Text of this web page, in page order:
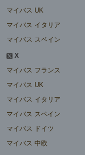
マイバス UK
マイバス イタリア
マイバス スペイン
X
マイバス フランス
マイバス UK
マイバス イタリア
マイバス スペイン
マイバス ドイツ
マイバス 中欧